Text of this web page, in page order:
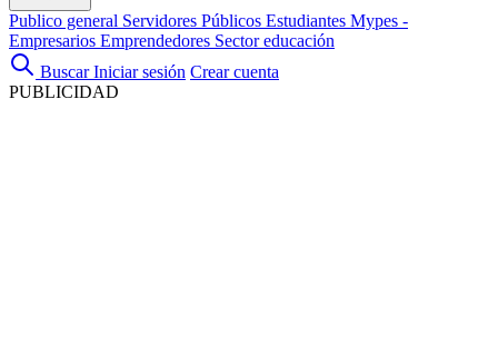
Publico general Servidores Públicos Estudiantes Mypes -
Empresarios Emprendedores Sector educación
Buscar Iniciar sesión Crear cuenta
PUBLICIDAD